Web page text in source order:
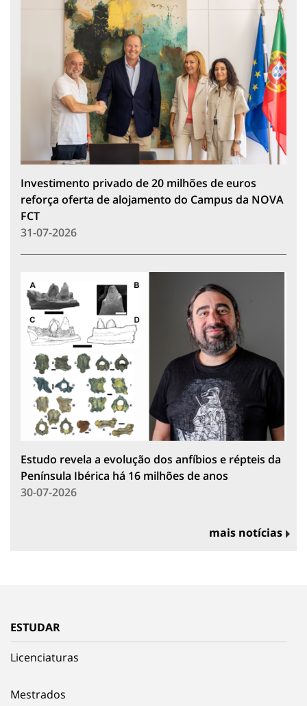
Investimento privado de 20 milhões de euros
reforça oferta de alojamento do Campus da NOVA
FCT
31-07-2026
Estudo revela a evolução dos anfíbios e répteis da
Península Ibérica há 16 milhões de anos
30-07-2026
mais notícias
ESTUDAR
Licenciaturas
Mestrados